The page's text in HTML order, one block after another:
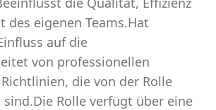
des eigenen Teams.Hat
auf die
von professionellen
die von der Rolle
Rolle verfügt über eine